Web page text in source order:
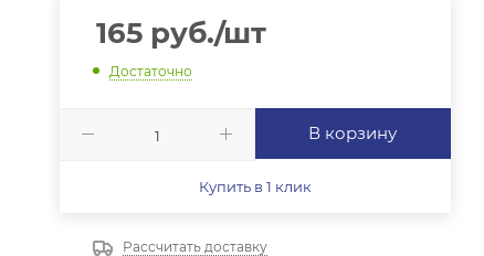
165руб./шт
Достаточно
В корзину
Купить в 1 клик
Рассчитать доставку